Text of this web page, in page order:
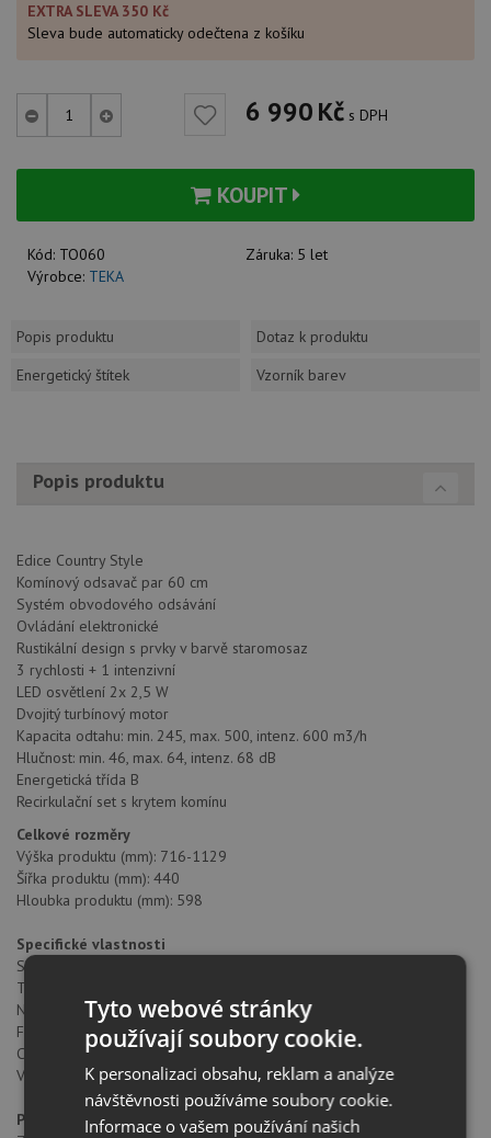
EXTRA SLEVA 350 Kč
Sleva bude automaticky odečtena z košíku
6 990Kč s DPH
KOUPIT
Kód: TO060 Záruka: 5 let
Výrobce: TEKA
Popis produktu
Dotaz k produktu
Energetický štítek
Vzorník barev
Popis produktu
Edice Country Style
Komínový odsavač par 60 cm
Systém obvodového odsávání
Ovládání elektronické
Rustikální design s prvky v barvě staromosaz
3 rychlosti + 1 intenzivní
LED osvětlení 2x 2,5 W
Dvojitý turbínový motor
Kapacita odtahu: min. 245, max. 500, intenz. 600 m3/h
Hlučnost: min. 46, max. 64, intenz. 68 dB
Energetická třída B
Recirkulační set s krytem komínu
Celkové rozměry
Výška produktu (mm): 716-1129
Šířka produktu (mm): 440
Hloubka produktu (mm): 598
Specifické vlastnosti
Spotřeba vnitřního osvětlení (W): 2,5
Typ přípojky: European Plug
Napětí (V): 220-240
Frekvence (Hz): 50-60
Celkový výkon digestoře (W): 180
Výkon motorů: 175
Příslušenství
Tyto webové stránky
používají soubory cookie.
K personalizaci obsahu, reklam a analýze
návštěvnosti používáme soubory cookie.
Informace o vašem používání našich